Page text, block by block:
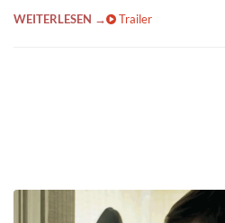
WEITERLESEN → Trailer